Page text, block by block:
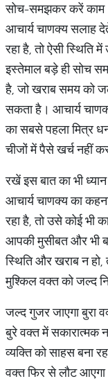
सोच-समझकर करें काम
आचार्य चाणक्य सलाह
रहा है, तो ऐसी
इस्तेमाल बड़े ही सोच
है, जो खराब समय को
सकता है। आचार्य
का सबसे पहला मित्र
चीजों में पैसे खर्च नहीं
रखें इस बात का भी ध्यान
आचार्य चाणक्य का
रहा है, तो उसे कोई भी
आपकी मुसीबत और भी
स्थिति और खराब न
मुश्किल वक्त को जल्द
जल्द गुजर जाएगा बुरा
बुरे वक्त में सकारात्मक
व्यक्ति को साहस बना
वक्त फिर से लौट